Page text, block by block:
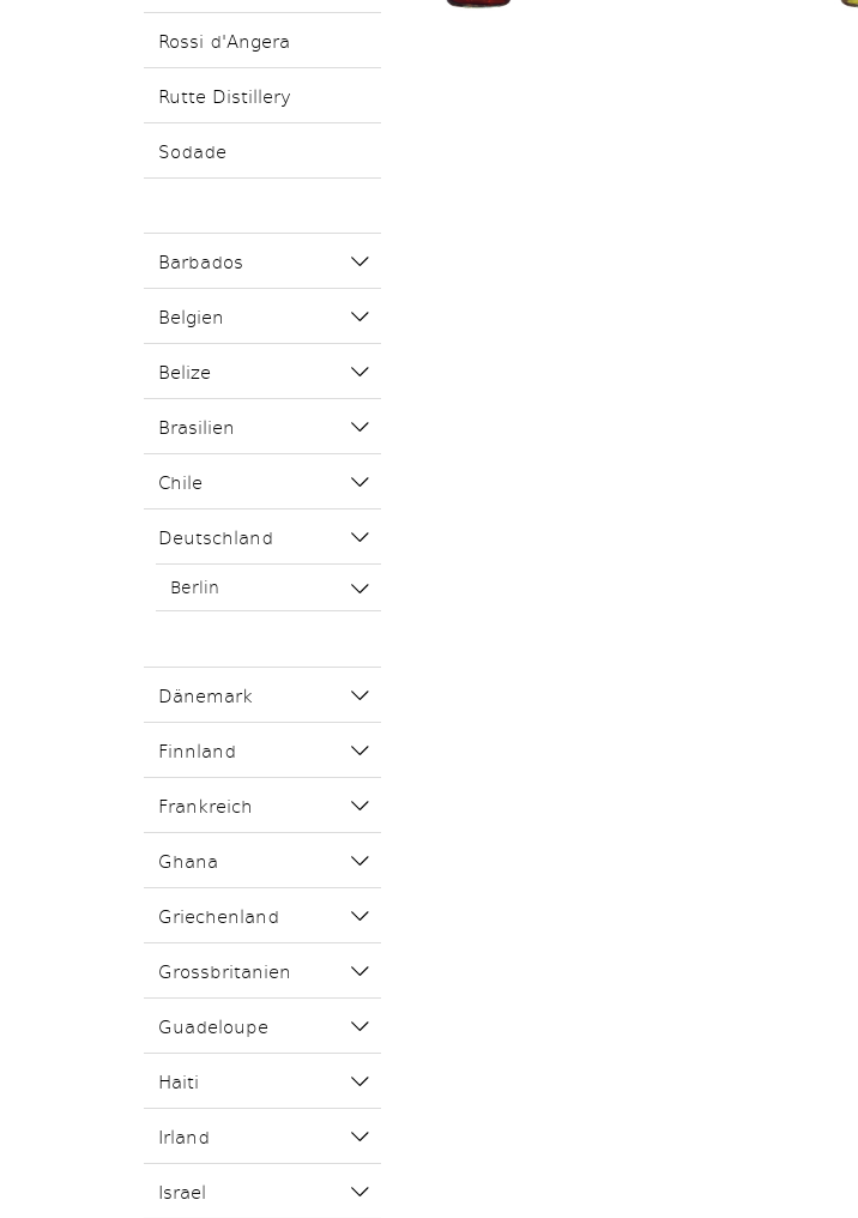
Rossi d'Angera
Rutte Distillery
Sodade
Barbados
Belgien
Belize
Brasilien
Chile
Deutschland
Berlin
Dänemark
Finnland
Frankreich
Ghana
Griechenland
Grossbritanien
Guadeloupe
Haiti
Irland
Israel